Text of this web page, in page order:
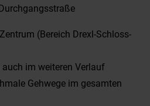
/ FNP
aktuell
(Bereich Drexl-Schloss-
auch im weiteren Verlauf
Gehwege im gesamten